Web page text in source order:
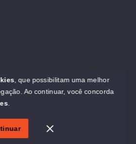
Imóveis - Todos os direitos
, que possibilitam uma melhor
Ao continuar, você concorda